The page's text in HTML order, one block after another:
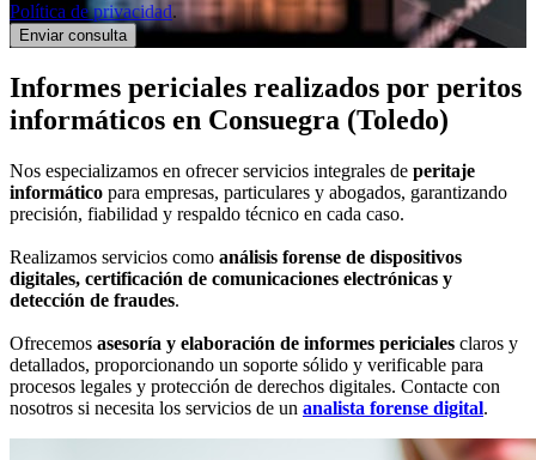
Política de privacidad.
Informes periciales realizados por peritos
informáticos en Consuegra (Toledo)
Nos especializamos en ofrecer servicios integrales de peritaje
informático para empresas, particulares y abogados, garantizando
precisión, fiabilidad y respaldo técnico en cada caso.
Realizamos servicios como análisis forense de dispositivos
digitales, certificación de comunicaciones electrónicas y
detección de fraudes.
Ofrecemos asesoría y elaboración de informes periciales claros y
detallados, proporcionando un soporte sólido y verificable para
procesos legales y protección de derechos digitales. Contacte con
nosotros si necesita los servicios de un analista forense digital.